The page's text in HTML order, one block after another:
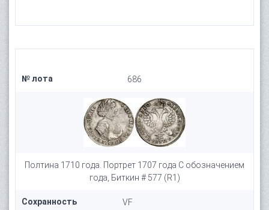
№ лота 686
Полтина 1710 года. Портрет 1707 года С обозначением
года, Биткин # 577 (R1)
Сохранность VF